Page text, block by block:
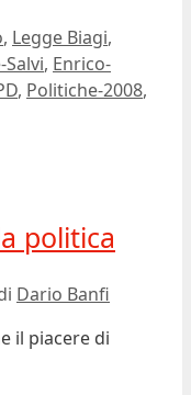
, Legge Biagi,
Salvi, Enrico-
, Politiche-2008,
politica
Dario Banfi
il piacere di